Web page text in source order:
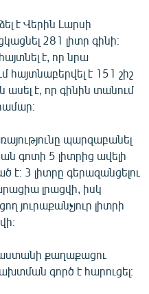
է Վերին Լարսի
281 լիտր գինի։
է, որ նրա
հայտնաբերվել է 151 շիշ
է, որ գինին տանում
պարզաբանել
գոտի 5 լիտրից ավելի
է։ 3 լիտրը գերազանցելու
լրացվի, իսկ
յուրաքանչյուր լիտրի
քաղաքացու
գործ է հարուցել։